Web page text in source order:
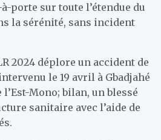
porte sur toute l’étendue du
la sérénité, sans incident
2024 déplore un accident de
le 19 avril à Gbadjahé
Mono; bilan, un blessé
sanitaire avec l’aide de